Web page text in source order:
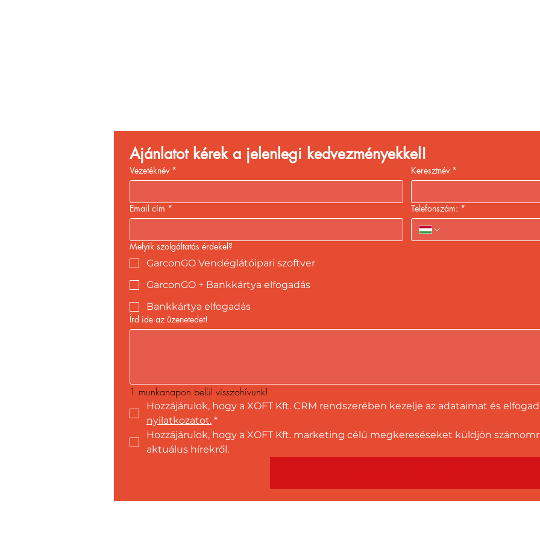
Ajánlatot kérek a jelenlegi kedvezményekkel!
Vezetéknév * Keresztnév *
Email cím * Telefonszám: *
Melyik szolgáltatás érdekel?
GarconGO Vendéglátóipari szoftver
GarconGO + Bankkártya elfogadás
Bankkártya elfogadás
Írd ide az üzenetedet!
1 munkanapon belül visszahívunk!
Hozzájárulok, hogy a XOFT Kft. CRM rendszerében kezelje az adataimat és
nyilatkozatot. *
Hozzájárulok, hogy a XOFT Kft. marketing célú megkereséseket küldjön
aktuálus hírekről.